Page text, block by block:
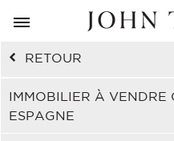
RETOUR
IMMOBILIER À VENDRE
ESPAGNE